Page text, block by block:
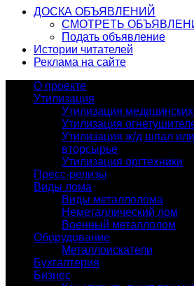
ДОСКА ОБЪЯВЛЕНИЙ
СМОТРЕТЬ
Подать объявление
Истории читателей
Реклама на сайте
О проекте
Утилизация
Утилизация
Утилизация
Утилизация ж/д шпал
вторсырье
Утилизация оргтехники
Пресс-релизы
Виды лома
Виды металлолома
Неметаллический лом
Военный металлолом
Оборудование
Металлоискатели
Бухгалтерия
Бизнес